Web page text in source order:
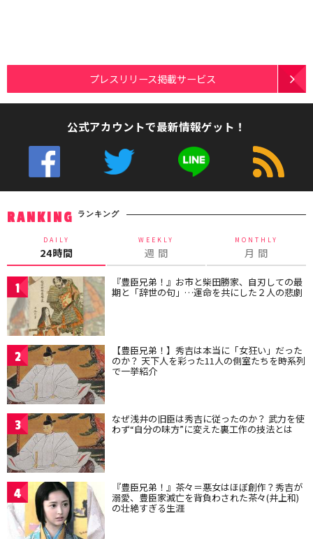
プレスリリース掲載サービス
公式アカウントで最新情報ゲット！
RANKING ランキング
DAILY
24時間
WEEKLY
週 間
MONTHLY
月 間
1 『豊臣兄弟！』お市と柴田勝家、自刃しての最
期と「辞世の句」…運命を共にした２人の悲劇
2 【豊臣兄弟！】秀吉は本当に「女狂い」だった
のか？ 天下人を彩った11人の側室たちを時系列
で一挙紹介
3 なぜ浅井の旧臣は秀吉に従ったのか？ 武力を使
わず“自分の味方”に変えた裏工作の技法とは
4 『豊臣兄弟！』茶々＝悪女はほぼ創作？秀吉が
溺愛、豊臣家滅亡を背負わされた茶々(井上和)
の壮絶すぎる生涯